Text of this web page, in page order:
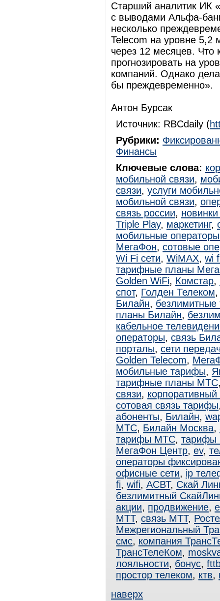
Старший аналитик ИК
с выводами Альфа-
несколько
Telecom на уровне
через 12 месяцев. Что
прогнозировать на
компаний. Однако
бы преждевременно».
Антон Бурсак
Источник: RBCdaily (
Рубрики:
Финансы
Ключевые слова:
мобильной связи,
связи, услуги
мобильной связи,
связь россии,
Triple Play, маркетинг,
мобильные
МегаФон, сотовые
Wi Fi сети, WiMAX, wi
тарифные планы
Golden WiFi, Комстар,
спот, Голден Телеком
Билайн,
планы Билайн,
кабельное
операторы, связь
порталы, сети
Golden Telecom,
мобильные тарифы,
тарифные планы МТС
связи,
сотовая связь тарифы
абоненты, Билайн,
МТС, Билайн Москва,
тарифы МТС, тарифы
МегаФон Центр, ev,
операторы
офисные сети, ip
fi, wifi, АСВТ, Скай
безлимитный
акции, продвижение,
МТТ, связь МТТ,
Межрегиональный
смс, компания
ТрансТелеКом,
лояльности, бонус,
простор телеком, ктв,
наверх